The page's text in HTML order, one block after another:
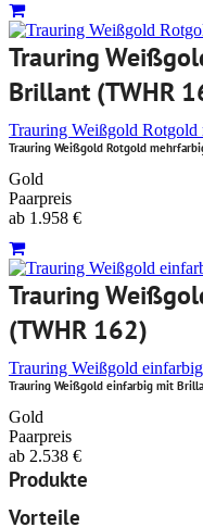
Trauring
Brillant (TWHR
Trauring Weißgold
Trauring Weißgold Rotgold
Gold
Paarpreis
ab 1.958 €
Trauring
(TWHR 162)
Trauring Weißgold
Trauring Weißgold einfarbig mit
Gold
Paarpreis
ab 2.538 €
Produkte
Vorteile